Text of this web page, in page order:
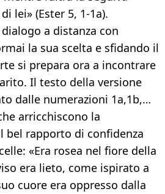
lei» (Ester 5, 1-1a).
a distanza con
la sua scelta e sfidando il
si prepara ora a incontrare
Il testo della versione
dalle numerazioni 1a,1b,…
arricchiscono la
bel rapporto di confidenza
«Era rosea nel fiore della
era lieto, come ispirato a
cuore era oppresso dalla